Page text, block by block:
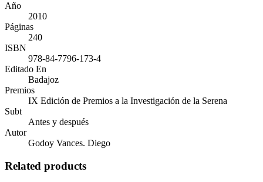
Año
2010
Páginas
240
ISBN
978-84-7796-173-4
Editado En
Badajoz
Premios
IX Edición de Premios a la Investigación de la Serena
Subt
Antes y después
Autor
Godoy Vances. Diego
Related products